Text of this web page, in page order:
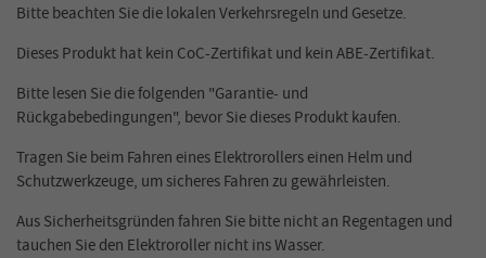
Bitte beachten Sie die lokalen Verkehrsregeln und Gesetze.
Dieses Produkt hat kein CoC-Zertifikat und kein ABE-Zertifikat.
Bitte lesen Sie die folgenden "Garantie- und
Rückgabebedingungen", bevor Sie dieses Produkt kaufen.
Tragen Sie beim Fahren eines Elektrorollers einen Helm und
Schutzwerkzeuge, um sicheres Fahren zu gewährleisten.
Aus Sicherheitsgründen fahren Sie bitte nicht an Regentagen und
tauchen Sie den Elektroroller nicht ins Wasser.